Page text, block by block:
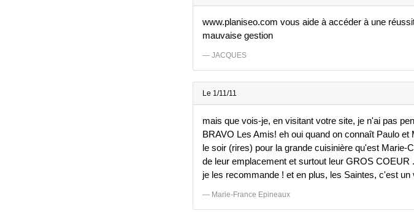
www.planiseo.com vous aide à accéder à une
mauvaise gestion
JACQUES
Le 1/11/11
mais que vois-je, en visitant votre site, je n'ai pas
BRAVO Les Amis! eh oui quand on connaît Paulo
le soir (rires) pour la grande cuisinière qu'est Marie-
de leur emplacement et surtout leur GROS COEUR
je les recommande ! et en plus, les Saintes, c'est un
Marie-France Epineaux